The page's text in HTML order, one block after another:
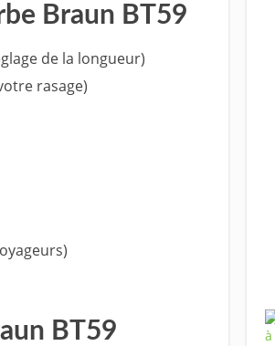
Braun BT59
de la longueur)
rasage)
BT59